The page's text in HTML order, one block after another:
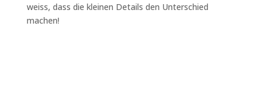
weiss, dass die kleinen Details den Unterschied
machen!